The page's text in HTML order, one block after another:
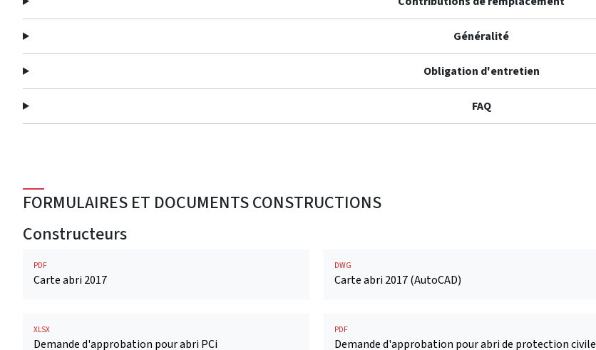
Généralité
Obligation d'entretien
FAQ
FORMULAIRES ET DOCUMENTS CONSTRUCTIONS
Constructeurs
PDF
Carte abri 2017
DWG
Carte abri 2017 (AutoCAD)
XLSX
Demande d'approbation pour abri PCi
PDF
Demande d'approbation pour abri de protection civile